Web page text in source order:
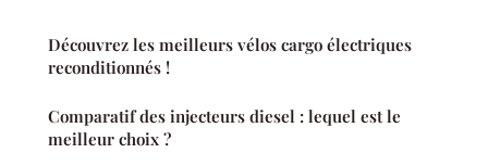
Découvrez les meilleurs vélos cargo électriques
reconditionnés !
Comparatif des injecteurs diesel : lequel est le
meilleur choix ?